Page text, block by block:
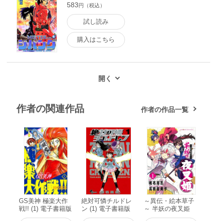
583円（税込）
試し読み
購入はこちら
作者の関連作品 作者の作品一覧
GS美神 極楽大作
戦!! (1) 電子書籍版
絶対可憐チルドレ
ン (1) 電子書籍版
～異伝・絵本草子
～ 半妖の夜叉姫
(1) 電子書籍版